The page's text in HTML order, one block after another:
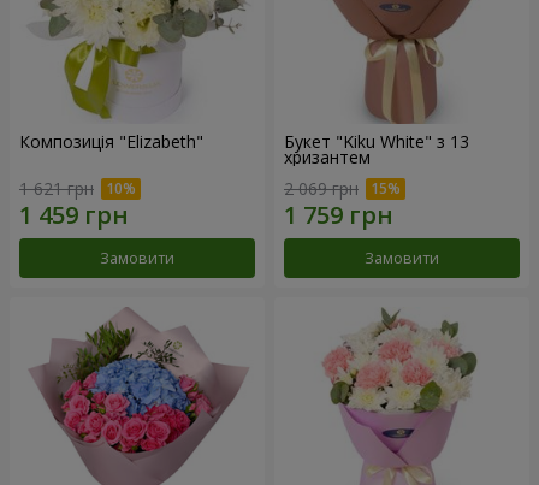
Композиція "Elizabeth"
1 621 грн
Замовити
Букет "Kiku White" з 13
хризантем
2 069 грн
Замовити